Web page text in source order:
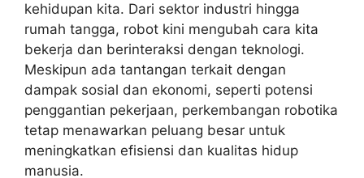
kehidupan kita. Dari sektor industri hingga
rumah tangga, robot kini mengubah cara kita
bekerja dan berinteraksi dengan teknologi.
Meskipun ada tantangan terkait dengan
dampak sosial dan ekonomi, seperti potensi
penggantian pekerjaan, perkembangan robotika
tetap menawarkan peluang besar untuk
meningkatkan efisiensi dan kualitas hidup
manusia.